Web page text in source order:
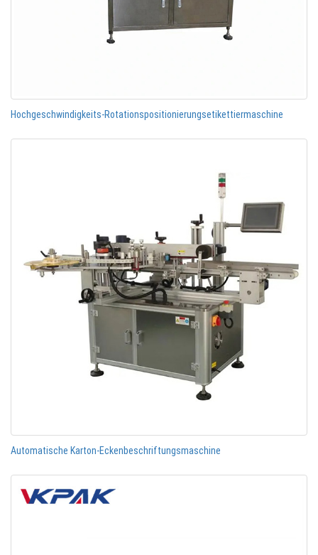
Hochgeschwindigkeits-Rotationspositionierungsetikettiermaschine
Automatische Karton-Eckenbeschriftungsmaschine